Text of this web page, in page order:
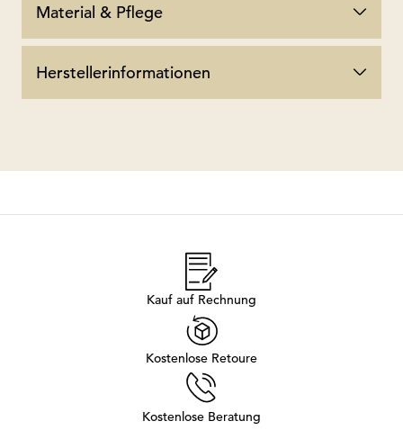
Material & Pflege
Herstellerinformationen
Kauf auf Rechnung
Kostenlose Retoure
Kostenlose Beratung